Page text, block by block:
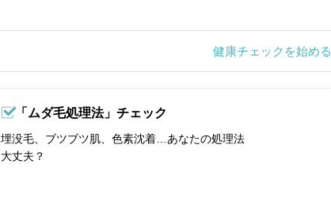
健康チェックを始める
「ムダ毛処理法」チェック
埋没毛、ブツブツ肌、色素沈着…あなたの処理法
大丈夫？